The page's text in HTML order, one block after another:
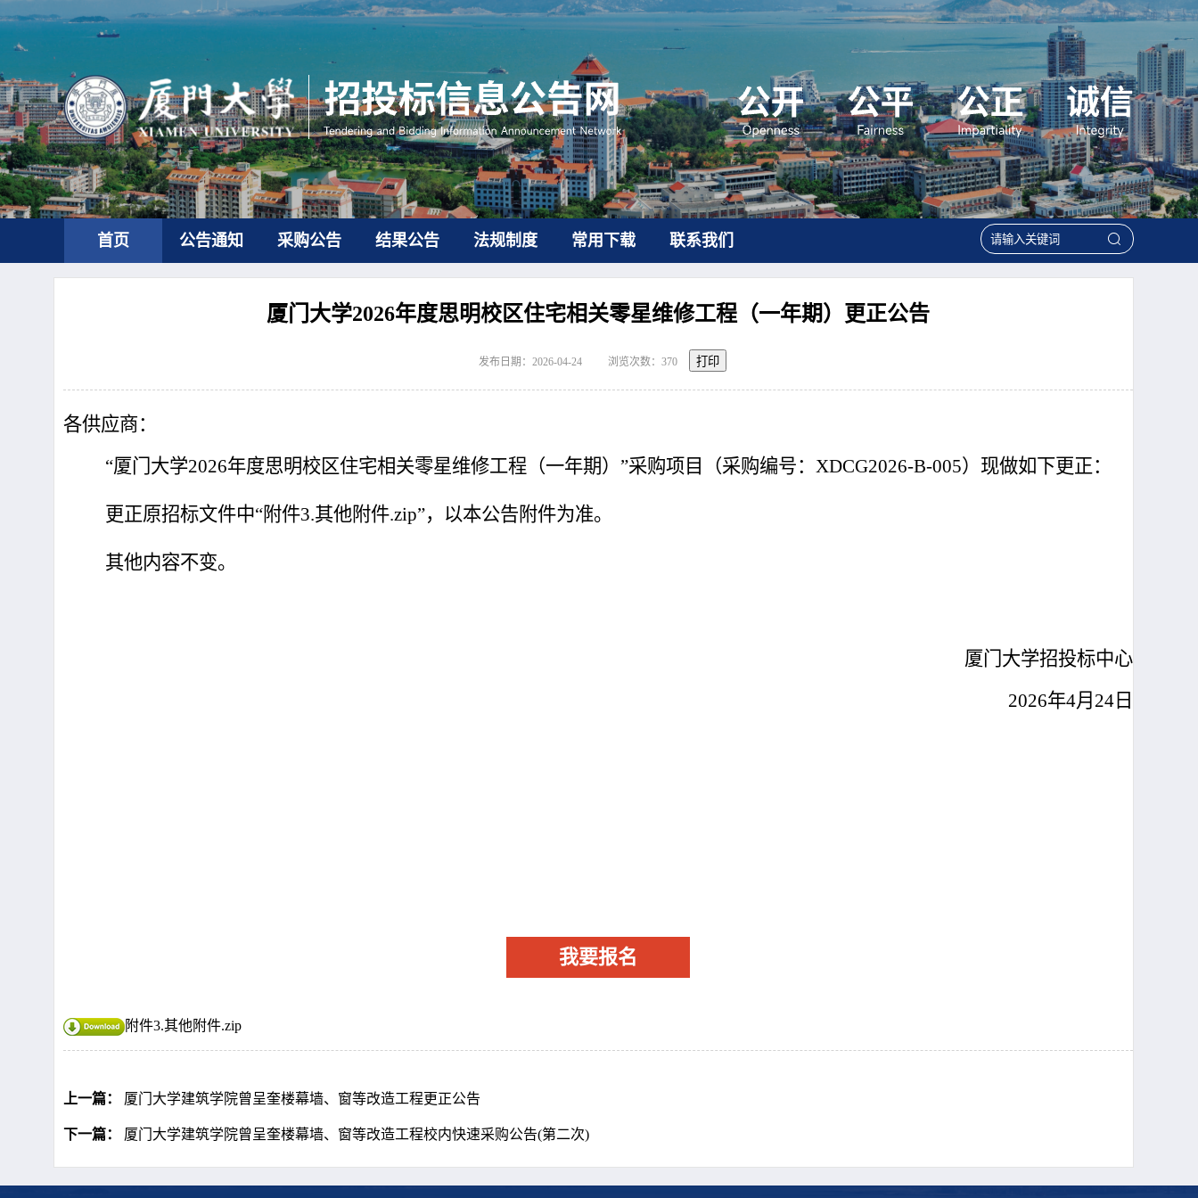
首页 公告通知 采购公告 结果公告 法规制度 常用下载 联系我们
厦门大学2026年度思明校区住宅相关零星维修工程（一年期）更正公告
发布日期：2026-04-24 浏览次数： 370 打印
各供应商：
“厦门大学2026年度思明校区住宅相关零星维修工程（一年期）”采购项目（采购编号：XDCG2026-B-005）现做如下更正：
更正原招标文件中“附件3.其他附件.zip”，以本公告附件为准。
其他内容不变。
厦门大学招投标中心
2026年4月 24 日
我要报名
附件3.其他附件.zip
上一篇： 厦门大学建筑学院曾呈奎楼幕墙、窗等改造工程更正公告
下一篇： 厦门大学建筑学院曾呈奎楼幕墙、窗等改造工程校内快速采购公告(第二次)